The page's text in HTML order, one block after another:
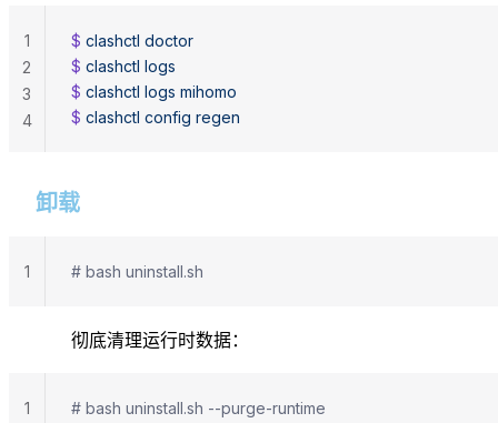
$ clashctl doctor
$ clashctl logs
$ clashctl logs mihomo
$ clashctl config regen
1
2
3
4
卸载
# bash uninstall.sh
1
彻底清理运行时数据：
# bash uninstall.sh --purge-runtime
1